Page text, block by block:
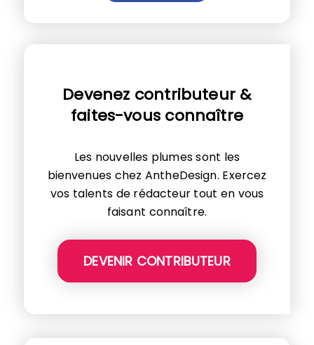
Devenez contributeur &
faites-vous connaître
Les nouvelles plumes sont les
bienvenues chez AntheDesign. Exercez
vos talents de rédacteur tout en vous
faisant connaître.
DEVENIR CONTRIBUTEUR